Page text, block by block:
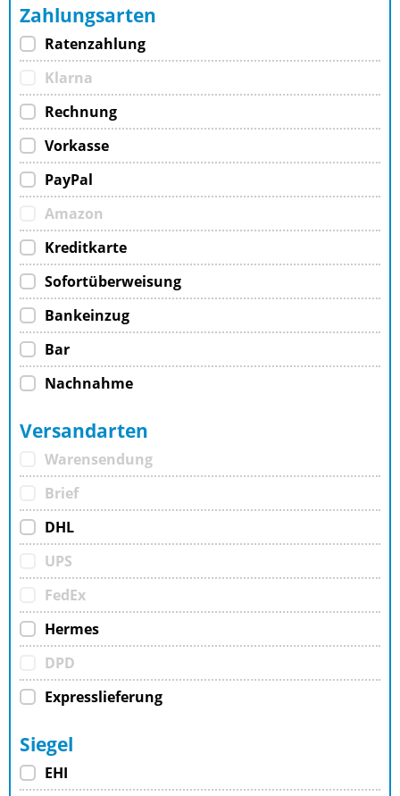
Zahlungsarten
Ratenzahlung
Klarna
Rechnung
Vorkasse
PayPal
Amazon
Kreditkarte
Sofortüberweisung
Bankeinzug
Bar
Nachnahme
Versandarten
Warensendung
Brief
DHL
UPS
FedEx
Hermes
DPD
Expresslieferung
Siegel
EHI